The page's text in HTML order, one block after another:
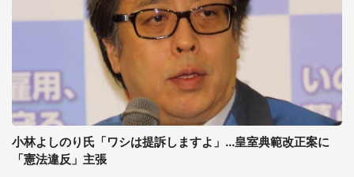
小林よしのり氏「ワシは提訴しますよ」...皇室典範改正案に
「憲法違反」主張